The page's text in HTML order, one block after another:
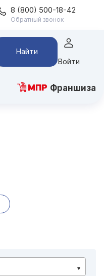
8 (800) 500-18-42
Обратный звонок
Найти
Войти
Франшиза